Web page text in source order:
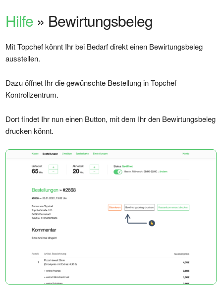
Hilfe » Bewirtungsbeleg
Mit Topchef könnt Ihr bei Bedarf direkt einen Bewirtungsbeleg
ausstellen.
Dazu öffnet Ihr die gewünschte Bestellung in Topchef
Kontrollzentrum.
Dort findet Ihr nun einen Button, mit dem Ihr den Bewirtungsbeleg
drucken könnt.